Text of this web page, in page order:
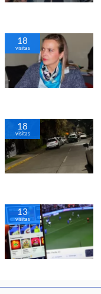
18
visitas
18
visitas
13
visitas